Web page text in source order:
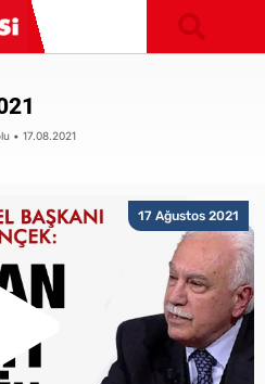
• 17.08.2021
17 Ağustos 2021